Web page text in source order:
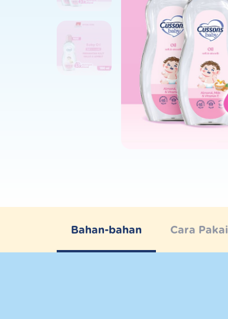
Bahan-bahan Cara Pakai